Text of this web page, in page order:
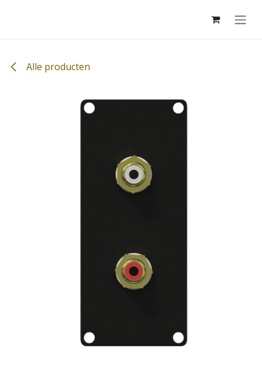
Alle producten